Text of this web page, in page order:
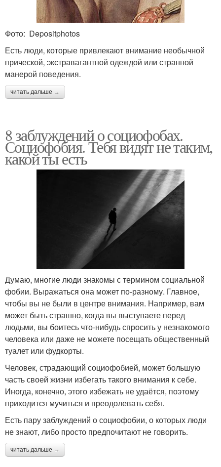
Фото: Depositphotos
Есть люди, которые привлекают внимание необычной
прической, экстравагантной одеждой или странной
манерой поведения.
читать дальше →
8 заблуждений о социофобах.
Социофобия. Тебя видят не таким,
какой ты есть
Думаю, многие люди знакомы с термином социальной
фобии. Выражаться она может по-разному. Главное,
чтобы вы не были в центре внимания. Например, вам
может быть страшно, когда вы выступаете перед
людьми, вы боитесь что-нибудь спросить у незнакомого
человека или даже не можете посещать общественный
туалет или фудкорты.
Человек, страдающий социофобией, может большую
часть своей жизни избегать такого внимания к себе.
Иногда, конечно, этого избежать не удаётся, поэтому
приходится мучиться и преодолевать себя.
Есть пару заблуждений о социофобии, о которых люди
не знают, либо просто предпочитают не говорить.
читать дальше →